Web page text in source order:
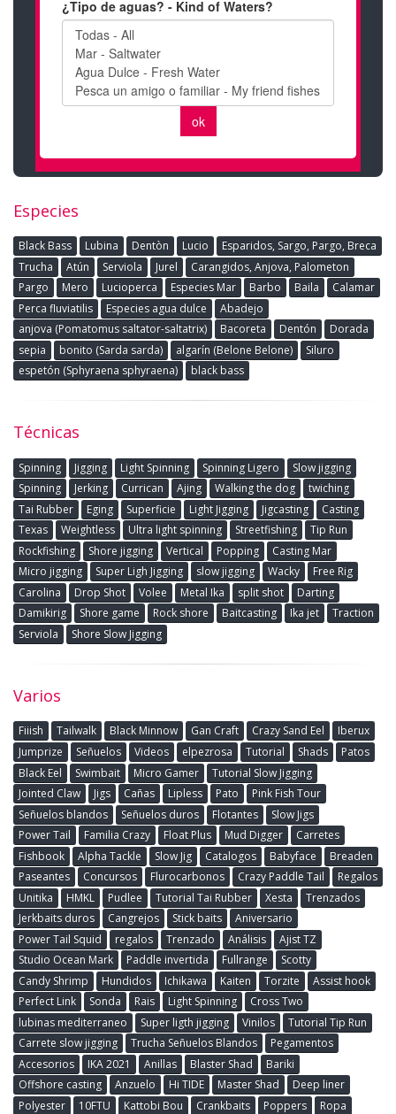
Especies
Black Bass Lubina Dentòn Lucio
Esparidos, Sargo, Pargo, Breca
Trucha
Atún Serviola Jurel
Carangidos, Anjova, Palometon
Pargo
Mero Lucioperca Especies Mar Barbo Baila
Calamar
Perca fluviatilis
Especies agua dulce
Abadejo
anjova (Pomatomus saltator-saltatrix)
Bacoreta Dentón
Dorada
sepia
bonito (Sarda sarda) algarín (Belone Belone)
Siluro
espetón (Sphyraena sphyraena)
black bass
Técnicas
Spinning Jigging Light Spinning Spinning Ligero
Slow jigging
Spinning
Jerking Currican Ajing Walking the dog
twiching
Tai Rubber
Eging Superficie Light Jigging Jigcasting
Casting
Texas
Weightless Ultra light spinning Streetfishing
Tip Run
Rockfishing
Shore jigging Vertical Popping
Casting Mar
Micro jigging
Super Ligh Jigging slow jigging Wacky
Free Rig
Carolina
Drop Shot Volee Metal Ika split shot
Darting
Damikirig
Shore game Rock shore Baitcasting Ika jet
Traction
Serviola
Shore Slow Jigging
Varios
Fiiish Tailwalk Black Minnow Gan Craft Crazy Sand Eel
Iberux
Jumprize
Señuelos Videos elpezrosa Tutorial Shads
Patos
Black Eel
Swimbait Micro Gamer
Tutorial Slow Jigging
Jointed Claw
Jigs Cañas Lipless Pato
Pink Fish Tour
Señuelos blandos
Señuelos duros Flotantes
Slow Jigs
Power Tail
Familia Crazy Float Plus Mud Digger
Carretes
Fishbook
Alpha Tackle Slow Jig Catalogos Babyface
Breaden
Paseantes
Concursos Flurocarbonos Crazy Paddle Tail
Regalos
Unitika
HMKL Pudlee Tutorial Tai Rubber Xesta
Trenzados
Jerkbaits duros
Cangrejos Stick baits
Aniversario
Power Tail Squid
regalos Trenzado Análisis
Ajist TZ
Studio Ocean Mark
Paddle invertida Fullrange
Scotty
Candy Shrimp
Hundidos Ichikawa Kaiten Torzite
Assist hook
Perfect Link
Sonda Rais Light Spinning
Cross Two
lubinas mediterraneo
Super ligth jigging Vinilos
Tutorial Tip Run
Carrete slow jigging
Trucha Señuelos Blandos
Pegamentos
Accesorios
IKA 2021 Anillas Blaster Shad
Bariki
Offshore casting
Anzuelo Hi TIDE Master Shad
Deep liner
Polyester
10FTU Kattobi Bou Crankbaits Poppers
Ropa